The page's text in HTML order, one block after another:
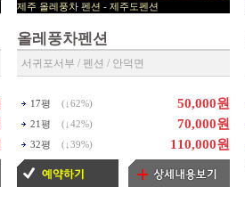
제주 올레풍차 펜션 - 제주도펜션
올레풍차펜션
서귀포서부 / 펜션 / 안덕면
17평 (↓ 62%) 50,000원
21평 (↓ 42%) 70,000원
32평 (↓ 39%) 110,000원